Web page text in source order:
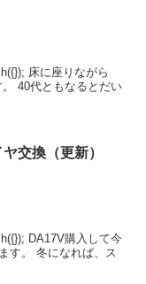
床に座りながら
40代ともなるとだい
交換（更新）
DA17V購入して今
す。 冬になれば、ス